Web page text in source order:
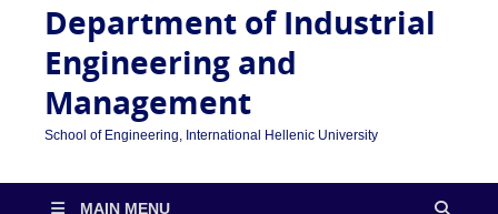
Department of Industrial
Engineering and
Management
School of Engineering, International Hellenic University
MAIN MENU